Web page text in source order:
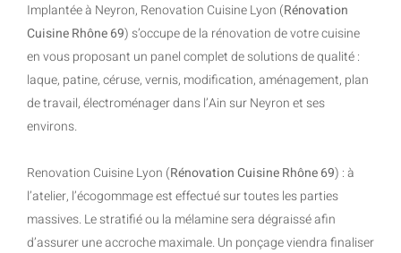
Implantée à Neyron, Renovation Cuisine Lyon (Rénovation
Cuisine Rhône 69) s’occupe de la rénovation de votre cuisine
en vous proposant un panel complet de solutions de qualité :
laque, patine, céruse, vernis, modification, aménagement, plan
de travail, électroménager dans l’Ain sur Neyron et ses
environs.
Renovation Cuisine Lyon (Rénovation Cuisine Rhône 69) : à
l’atelier, l’écogommage est effectué sur toutes les parties
massives. Le stratifié ou la mélamine sera dégraissé afin
d’assurer une accroche maximale. Un ponçage viendra finaliser